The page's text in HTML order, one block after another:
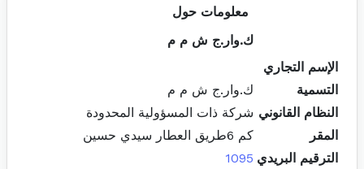
معلومات حول
ك.وار.ج ش م م
الإسم التجاري
التسمية
ك.وار.ج ش م م
النظام القانوني شركة ذات المسؤولية المحدودة
المقر
كم 6طريق العطار سيدي حسين
الترقيم البريدي 1095